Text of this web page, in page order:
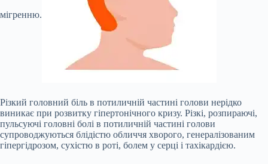
мігренню.
Різкий головний біль в потиличній частині голови нерідко
виникає при розвитку гіпертонічного кризу. Різкі, розпираючі,
пульсуючі головні болі в потиличній частині голови
супроводжуються блідістю обличчя хворого, генералізованим
гіпергідрозом, сухістю в роті, болем у серці і тахікардією.